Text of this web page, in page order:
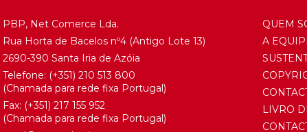
PBP, Net Comerce Lda.
Rua Horta de Bacelos nº4 (Antigo Lote 13)
2690-390 Santa Iria de Azóia
Telefone: (+351) 210 513 800
(Chamada para rede fixa Portugal)
Fax: (+351) 217 155 952
(Chamada para rede fixa Portugal)
QUEM
A
LIVRO